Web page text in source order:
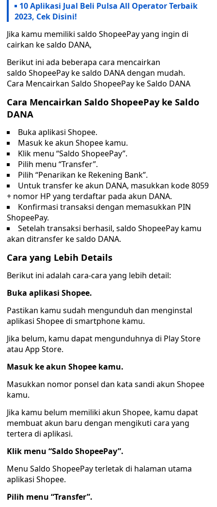
10 Aplikasi Jual Beli Pulsa All Operator Terbaik
2023, Cek Disini!
Jika kamu memiliki saldo ShopeePay yang ingin di
cairkan ke saldo DANA,
Berikut ini ada beberapa cara mencairkan
saldo ShopeePay ke saldo DANA dengan mudah.
Cara Mencairkan Saldo ShopeePay ke Saldo DANA
Cara Mencairkan Saldo ShopeePay ke Saldo
DANA
Buka aplikasi Shopee.
Masuk ke akun Shopee kamu.
Klik menu “Saldo ShopeePay”.
Pilih menu “Transfer”.
Pilih “Penarikan ke Rekening Bank”.
Untuk transfer ke akun DANA, masukkan kode 8059
+ nomor HP yang terdaftar pada akun DANA.
Konfirmasi transaksi dengan memasukkan PIN
ShopeePay.
Setelah transaksi berhasil, saldo ShopeePay kamu
akan ditransfer ke saldo DANA.
Cara yang Lebih Details
Berikut ini adalah cara-cara yang lebih detail:
Buka aplikasi Shopee.
Pastikan kamu sudah mengunduh dan menginstal
aplikasi Shopee di smartphone kamu.
Jika belum, kamu dapat mengunduhnya di Play Store
atau App Store.
Masuk ke akun Shopee kamu.
Masukkan nomor ponsel dan kata sandi akun Shopee
kamu.
Jika kamu belum memiliki akun Shopee, kamu dapat
membuat akun baru dengan mengikuti cara yang
tertera di aplikasi.
Klik menu “Saldo ShopeePay”.
Menu Saldo ShopeePay terletak di halaman utama
aplikasi Shopee.
Pilih menu “Transfer”.